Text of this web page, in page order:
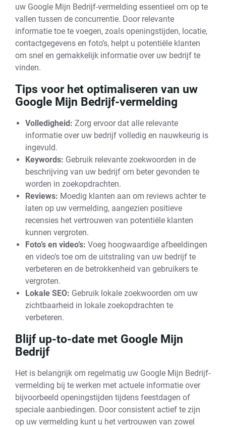
uw Google Mijn Bedrijf-vermelding essentieel om op te
vallen tussen de concurrentie. Door relevante
informatie toe te voegen, zoals openingstijden, locatie,
contactgegevens en foto’s, helpt u potentiële klanten
om snel en gemakkelijk informatie over uw bedrijf te
vinden.
Tips voor het optimaliseren van uw
Google Mijn Bedrijf-vermelding
Volledigheid: Zorg ervoor dat alle relevante
informatie over uw bedrijf volledig en nauwkeurig is
ingevuld.
Keywords: Gebruik relevante zoekwoorden in de
beschrijving van uw bedrijf om beter gevonden te
worden in zoekopdrachten.
Reviews: Moedig klanten aan om reviews achter te
laten op uw vermelding, aangezien positieve
recensies het vertrouwen van potentiële klanten
kunnen vergroten.
Foto’s en video’s: Voeg hoogwaardige afbeeldingen
en video’s toe om de uitstraling van uw bedrijf te
verbeteren en de betrokkenheid van gebruikers te
vergroten.
Lokale SEO: Gebruik lokale zoekwoorden om uw
zichtbaarheid in lokale zoekopdrachten te
verbeteren.
Blijf up-to-date met Google Mijn
Bedrijf
Het is belangrijk om regelmatig uw Google Mijn Bedrijf-
vermelding bij te werken met actuele informatie over
bijvoorbeeld openingstijden tijdens feestdagen of
speciale aanbiedingen. Door consistent actief te zijn
op uw vermelding kunt u het vertrouwen van zowel